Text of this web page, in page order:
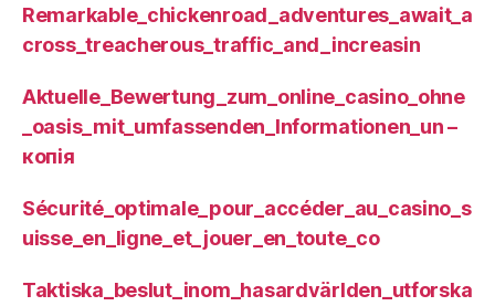
Remarkable_chickenroad_adventures_await_a
cross_treacherous_traffic_and_increasin
Aktuelle_Bewertung_zum_online_casino_ohne
_oasis_mit_umfassenden_Informationen_un –
копія
Sécurité_optimale_pour_accéder_au_casino_s
uisse_en_ligne_et_jouer_en_toute_co
Taktiska_beslut_inom_hasardvärlden_utforska